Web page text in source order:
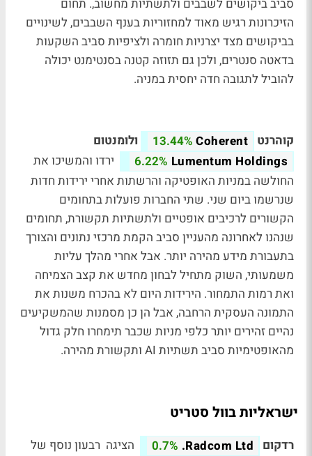
סביב ביקושים לשבבים ולתשתיות מחשוב,. תחום
הזיכרונות רגיש מאוד למחזוריות בענף השבבים, לשינויים
בביקושים מצד יצרניות חומרה ולציפיות סביב השקעות
בדאטה סנטרים, ולכן גם תזוזה קטנה בסנטימנט יכולה
להוביל לתגובה חדה יחסית במניה.
קוהרנט Coherent
13.44%
ולומנטום
Lumentum Holdings
6.22%
ירדו והמשיכו את
החולשה במניות האופטיקה והרשתות אחרי ירידות חדות
שנרשמו ביום שני. שתי החברות פועלות בתחומים
הקשורים לרכיבים אופטיים ולתשתיות תקשורת, תחומים
שנהנו לאחרונה מהעניין סביב הקמת מרכזי נתונים והצורך
בתעבורת מידע מהירה יותר. אבל אחרי מהלך עליות
משמעותי, השוק מתחיל לבחון מחדש את קצב הצמיחה
ואת רמות התמחור. הירידות היום לא בהכרח משנות את
התמונה העסקית הרחבה, אבל הן כן מסמנות שהמשקיעים
נהיים זהירים יותר כלפי מניות שכבר תימחרו חלק גדול
מהאופטימיות סביב תשתיות AI ותקשורת מהירה.
ישראליות בוול סטריט
רדקום Radcom Ltd.
0.7%
הציגה רבעון נוסף של